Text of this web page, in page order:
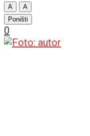
A
A
Poništi
0